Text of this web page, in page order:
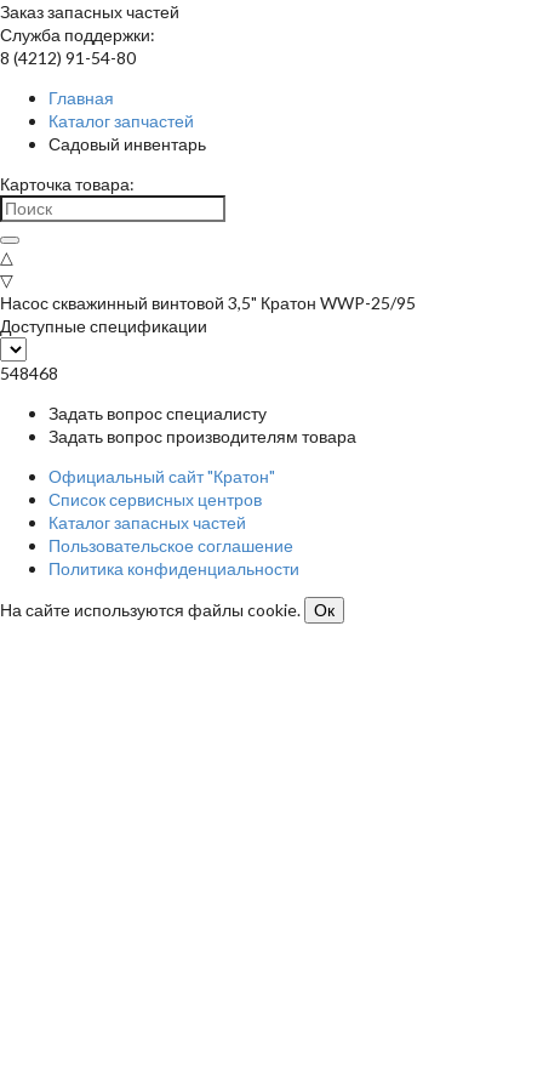
Заказ запасных частей
Служба поддержки:
8 (4212) 91-54-80
Главная
Каталог запчастей
Садовый инвентарь
Карточка товара:
△
▽
Насос скважинный винтовой 3,5" Кратон WWP-25/95
Доступные спецификации
548468
Задать вопрос специалисту
Задать вопрос производителям товара
Официальный сайт "Кратон"
Список сервисных центров
Каталог запасных частей
Пользовательское соглашение
Политика конфиденциальности
На сайте используются файлы cookie.
Ок